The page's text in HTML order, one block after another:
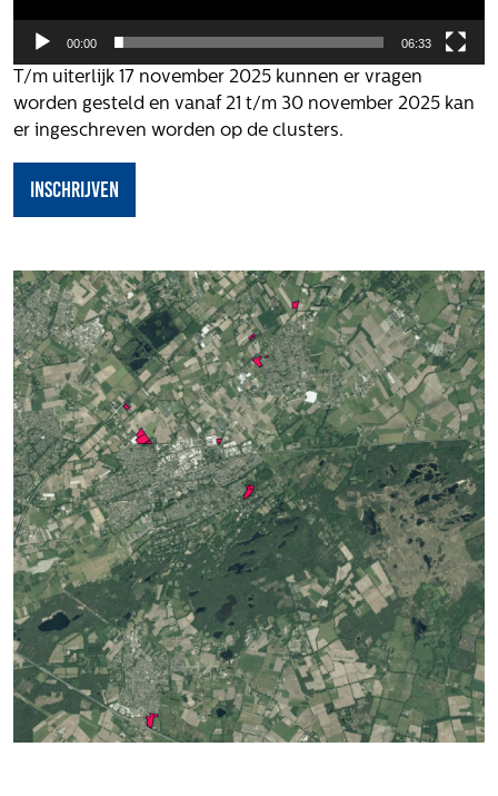
Onze mensen
Werken bij Gloudemans
Actueel
Blogs
Uitspraken
Werken bij
Vacatures
Contact
Klachten
Privacyverklaring
Proclaimer
Volg ons
Integrale aanpak gebiedsvisie
00:00 06:33
T/m uiterlijk 17 november 2025 kunnen er vragen
worden gesteld en vanaf 21 t/m 30 november 2025 kan
er ingeschreven worden op de clusters.
Inschrijven